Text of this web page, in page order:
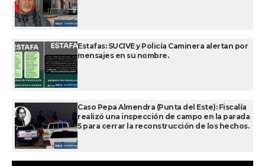
Estafas: SUCIVE y Policía Caminera alertan por
mensajes en su nombre.
Caso Pepa Almendra (Punta del Este): Fiscalía
realizó una inspección de campo en la parada
5 para cerrar la reconstrucción de los hechos.